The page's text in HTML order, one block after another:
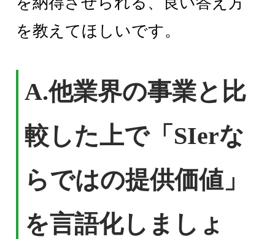
を教えてほしいです。
A.他業界の事業と比
較した上で「SIerな
らではの提供価値」
を言語化しましょ